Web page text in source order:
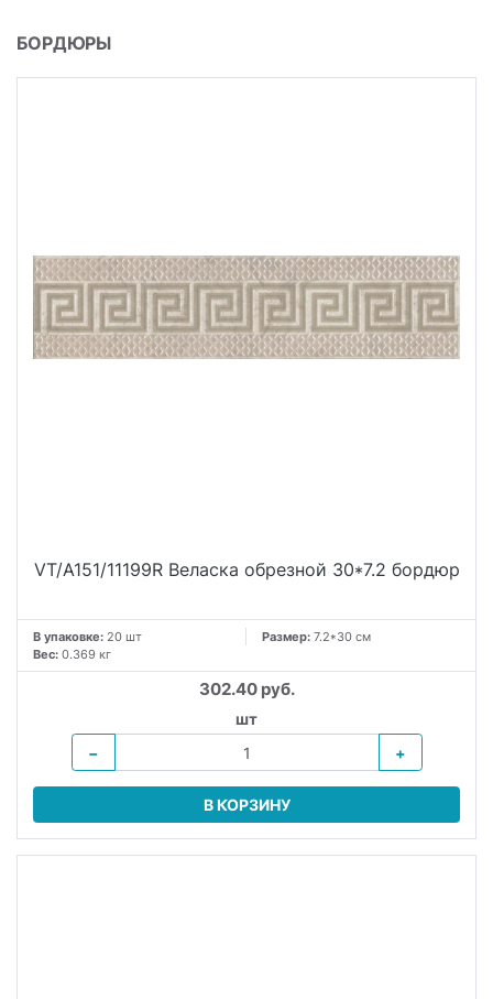
БОРДЮРЫ
VT/A151/11199R Веласка обрезной 30*7.2 бордюр
В упаковке: 20 шт Размер: 7.2*30 см
Вес: 0.369 кг
302.40 руб.
шт
−
+
В КОРЗИНУ